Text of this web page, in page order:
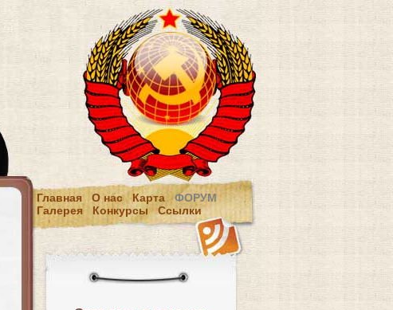
Главная О нас Карта
ФОРУМ
Галерея
Конкурсы Ссылки